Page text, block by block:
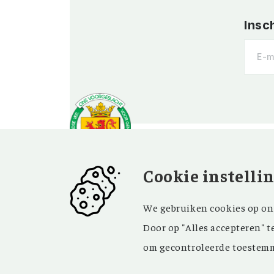
OVER OV
CONTACT
Contact
Bezoekadres
Cookie
We gebruiken cookies op
Door op "Alles accepteren"
om gecontroleerde